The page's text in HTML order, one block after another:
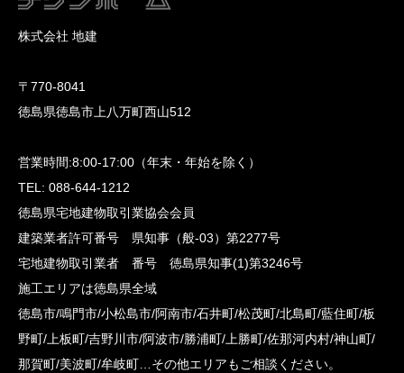
株式会社 地建
〒770-8041
徳島県徳島市上八万町西山512
営業時間:8:00-17:00（年末・年始を除く）
TEL: 088-644-1212
徳島県宅地建物取引業協会会員
建築業者許可番号 県知事（般-03）第2277号
宅地建物取引業者 番号 徳島県知事(1)第3246号
施工エリアは徳島県全域
徳島市/鳴門市/小松島市/阿南市/石井町/松茂町/北島町/藍住町/板
野町/上板町/吉野川市/阿波市/勝浦町/上勝町/佐那河内村/神山町/
那賀町/美波町/牟岐町…その他エリアもご相談ください。